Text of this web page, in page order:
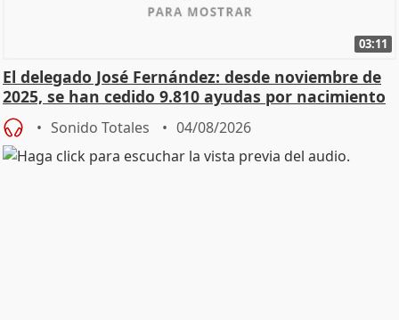
03:11
El delegado José Fernández: desde noviembre de
2025, se han cedido 9.810 ayudas por nacimiento
Sonido Totales 04/08/2026